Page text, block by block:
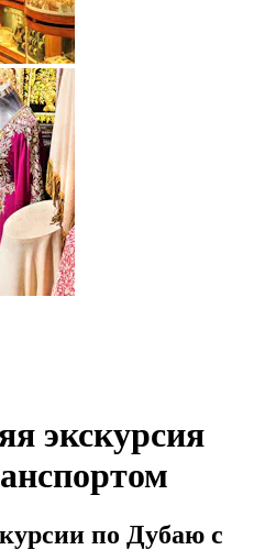
экскурсия
по Дубаю с